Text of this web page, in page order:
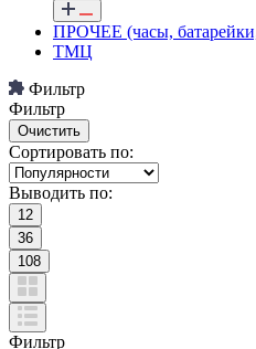
ПРОЧЕЕ (часы,
ТМЦ
Фильтр
Фильтр
Сортировать по:
Выводить по:
12
36
108
Фильтр